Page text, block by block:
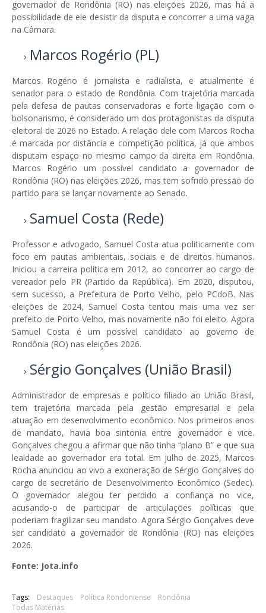
governador de Rondônia (RO) nas eleições 2026, mas há a
possibilidade de ele desistir da disputa e concorrer a uma vaga
na Câmara.
Marcos Rogério (PL)
Marcos Rogério é jornalista e radialista, e atualmente é
senador para o estado de Rondônia. Com trajetória marcada
pela defesa de pautas conservadoras e forte ligação com o
bolsonarismo, é considerado um dos protagonistas da disputa
eleitoral de 2026 no Estado. A relação dele com Marcos Rocha
é marcada por distância e competição política, já que ambos
disputam espaço no mesmo campo da direita em Rondônia.
Marcos Rogério um possível candidato a governador de
Rondônia (RO) nas eleições 2026, mas tem sofrido pressão do
partido para se lançar novamente ao Senado.
Samuel Costa (Rede)
Professor e advogado, Samuel Costa atua politicamente com
foco em pautas ambientais, sociais e de direitos humanos.
Iniciou a carreira política em 2012, ao concorrer ao cargo de
vereador pelo PR (Partido da República). Em 2020, disputou,
sem sucesso, a Prefeitura de Porto Velho, pelo PCdoB. Nas
eleições de 2024, Samuel Costa tentou mais uma vez ser
prefeito de Porto Velho, mas novamente não foi eleito. Agora
Samuel Costa é um possível candidato ao governo de
Rondônia (RO) nas eleições 2026.
Sérgio Gonçalves (União Brasil)
Administrador de empresas e político filiado ao União Brasil,
tem trajetória marcada pela gestão empresarial e pela
atuação em desenvolvimento econômico. Nos primeiros anos
de mandato, havia boa sintonia entre governador e vice.
Gonçalves chegou a afirmar que não tinha “plano B” e que sua
lealdade ao governador era total. Em julho de 2025, Marcos
Rocha anunciou ao vivo a exoneração de Sérgio Gonçalves do
cargo de secretário de Desenvolvimento Econômico (Sedec).
O governador alegou ter perdido a confiança no vice,
acusando-o de participar de articulações políticas que
poderiam fragilizar seu mandato. Agora Sérgio Gonçalves deve
ser candidato a governador de Rondônia (RO) nas eleições
2026.
Fonte: Jota.info
Tags: Destaques Política Rondoniense
Rondônia
Todas Matérias